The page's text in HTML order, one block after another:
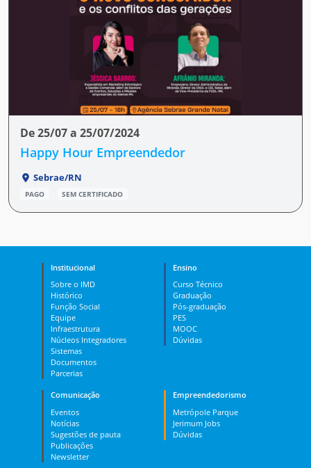
De 25/07 a 25/07/2024
Happy Hour Empreendedor
Sebrae/RN
PAGO SEM CERTIFICADO
Institucional
Sobre o IMD
Histórico
Função Social
Equipe
Infraestrutura
Núcleos Integradores
Sistemas
Documentos
Parcerias
Ensino
Curso Técnico
Graduação
Pós-graduação
PES
MOOC
Dúvidas
Comunicação
Eventos
Notícias
Sugestões de pauta
Publicações
Newsletter
Empreendedorismo
Metrópole Parque
Jerimum Jobs
Dúvidas